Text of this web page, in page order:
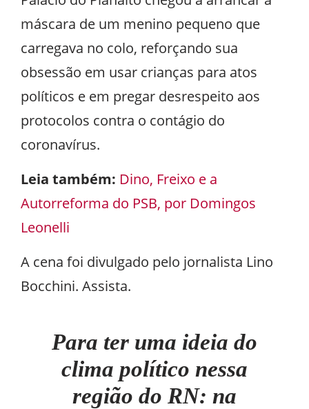
máscara de um menino pequeno que
carregava no colo, reforçando sua
obsessão em usar crianças para atos
políticos e em pregar desrespeito aos
protocolos contra o contágio do
coronavírus.
Leia também: Dino, Freixo e a
Autorreforma do PSB, por Domingos
Leonelli
A cena foi divulgado pelo jornalista Lino
Bocchini. Assista.
Para ter uma ideia do
clima político nessa
região do RN: na